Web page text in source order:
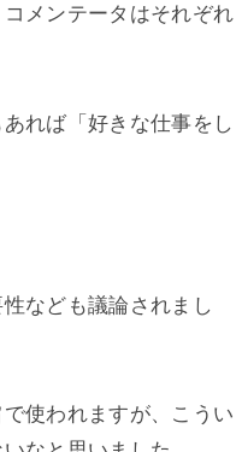
メンテータはそれぞれ
れば「好きな仕事をし
なども議論されまし
使われますが、こうい